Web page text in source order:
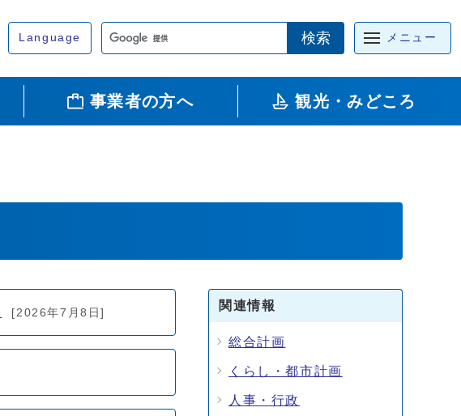
Language 検索 メニュー
事業者の方へ 観光・みどころ
[2026年7月8日]
関連情報
総合計画
くらし・都市計画
人事・行政